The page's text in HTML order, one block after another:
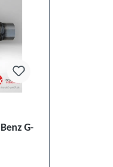
G-